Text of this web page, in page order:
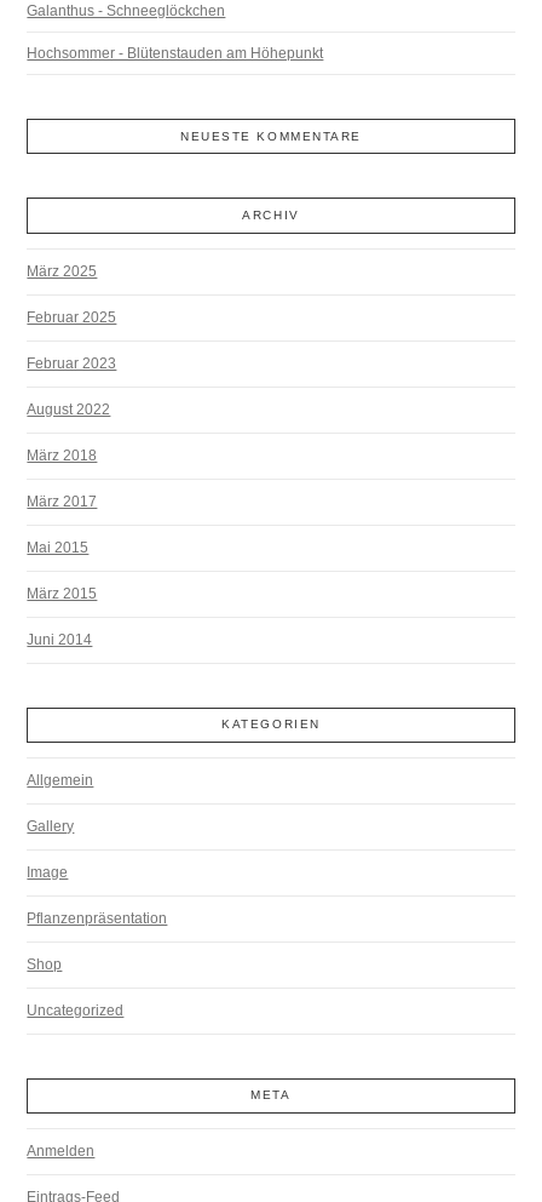
Galanthus - Schneeglöckchen
Hochsommer - Blütenstauden am Höhepunkt
NEUESTE KOMMENTARE
ARCHIV
März 2025
Februar 2025
Februar 2023
August 2022
März 2018
März 2017
Mai 2015
März 2015
Juni 2014
KATEGORIEN
Allgemein
Gallery
Image
Pflanzenpräsentation
Shop
Uncategorized
META
Anmelden
Eintrags-Feed